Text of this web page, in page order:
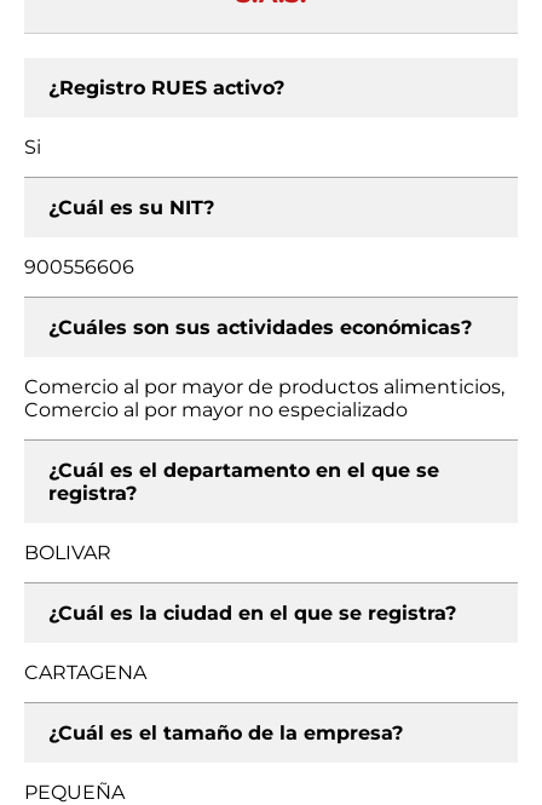
¿Registro RUES activo?
Si
¿Cuál es su NIT?
900556606
¿Cuáles son sus actividades económicas?
Comercio al por mayor de productos alimenticios,
Comercio al por mayor no especializado
¿Cuál es el departamento en el que se
registra?
BOLIVAR
¿Cuál es la ciudad en el que se registra?
CARTAGENA
¿Cuál es el tamaño de la empresa?
PEQUEÑA